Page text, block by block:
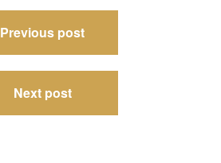
Previous post
Next post